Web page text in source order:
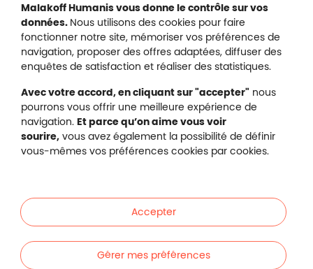
Protection des données
Nous contacter
Plan du site
Gestion des cookies
Malakoff Humanis sur Facebook
Malakoff Humanis sur YouTube
Malakoff Humanis sur X
Malakoff Humanis
Malakoff Humanis à vos côtés.
Particuliers
Malakoff Humanis vous donne le contrôle sur vos
données. Nous utilisons des cookies pour faire
fonctionner notre site, mémoriser vos préférences de
navigation, proposer des offres adaptées, diffuser des
enquêtes de satisfaction et réaliser des statistiques.
Avec votre accord, en cliquant sur "accepter" nous
pourrons vous offrir une meilleure expérience de
navigation. Et parce qu’on aime vous voir
sourire, vous avez également la possibilité de définir
vous-mêmes vos préférences cookies par cookies.
Gérer mes préférences
Accepter